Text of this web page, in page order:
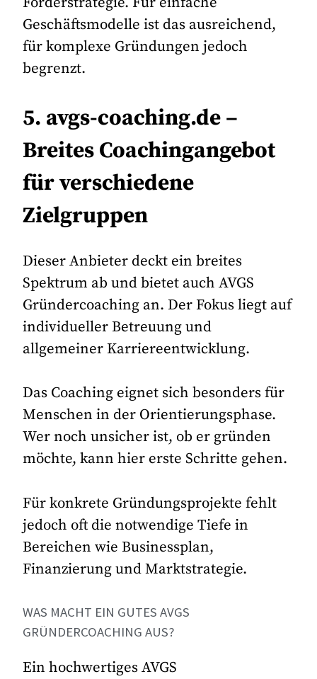
Geschäftsmodelle ist das ausreichend,
für komplexe Gründungen jedoch
begrenzt.
5. avgs-coaching.de –
Breites Coachingangebot
für verschiedene
Zielgruppen
Dieser Anbieter deckt ein breites
Spektrum ab und bietet auch AVGS
Gründercoaching an. Der Fokus liegt auf
individueller Betreuung und
allgemeiner Karriereentwicklung.
Das Coaching eignet sich besonders für
Menschen in der Orientierungsphase.
Wer noch unsicher ist, ob er gründen
möchte, kann hier erste Schritte gehen.
Für konkrete Gründungsprojekte fehlt
jedoch oft die notwendige Tiefe in
Bereichen wie Businessplan,
Finanzierung und Marktstrategie.
WAS MACHT EIN GUTES AVGS
GRÜNDERCOACHING AUS?
Ein hochwertiges AVGS